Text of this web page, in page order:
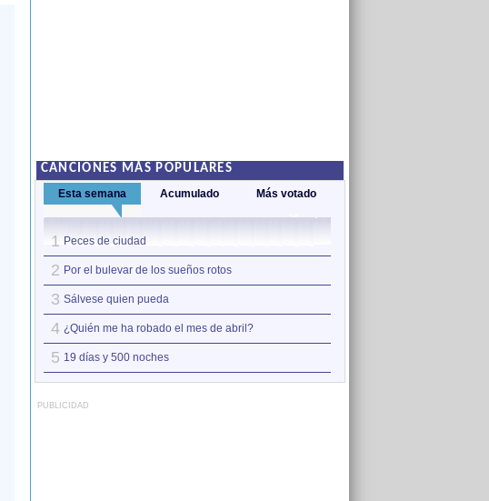
CANCIONES MÁS POPULARES
Esta semana Acumulado Más votado
1 Peces de ciudad
2 Por el bulevar de los sueños rotos
3 Sálvese quien pueda
4 ¿Quién me ha robado el mes de abril?
5 19 días y 500 noches
PUBLICIDAD